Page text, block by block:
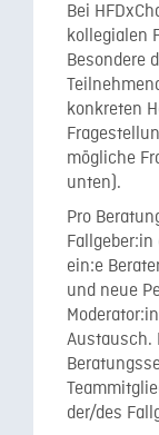
Bei
kollegialen
Besondere
konkreten
mögliche
unten).
Pro
ein:e
und neue
Austausch.
der/des